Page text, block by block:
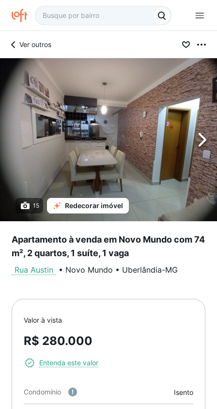
Ver outros
15 Redecorar imóvel
Apartamento à venda em Novo Mundo com 74
m², 2 quartos, 1 suíte, 1 vaga
Rua Austin • Novo Mundo • Uberlândia-MG
Valor à vista
R$ 280.000
Entenda este valor
Condomínio Isento